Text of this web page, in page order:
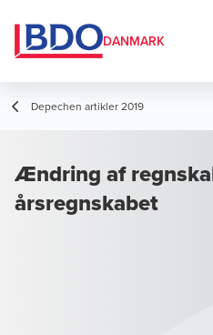
DANMARK
Depechen artikler 2019
Ændring af
årsregnskabet